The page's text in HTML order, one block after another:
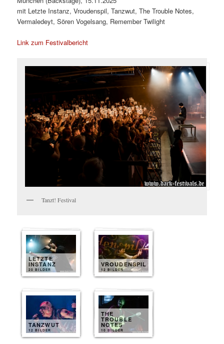
mit Letzte Instanz, Vroudenspil, Tanzwut, The Trouble Notes,
Vermaledeyt, Sören Vogelsang, Remember Twilight
Link zum Festivalbericht
Tanzt! Festival
LETZTE
INSTANZ
20 BILDER
VROUDENSPIL
12 BILDER
TANZWUT
12 BILDER
THE
TROUBLE
NOTES
10 BILDER